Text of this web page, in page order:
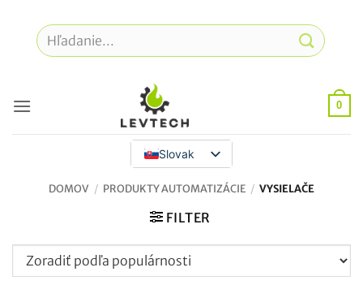
obsah
Hľadať:
0
Slovak
DOMOV / PRODUKTY AUTOMATIZÁCIE / VYSIELAČE
FILTER